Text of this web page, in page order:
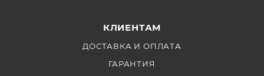
КЛИЕНТАМ
ДОСТАВКА И ОПЛАТА
ГАРАНТИЯ